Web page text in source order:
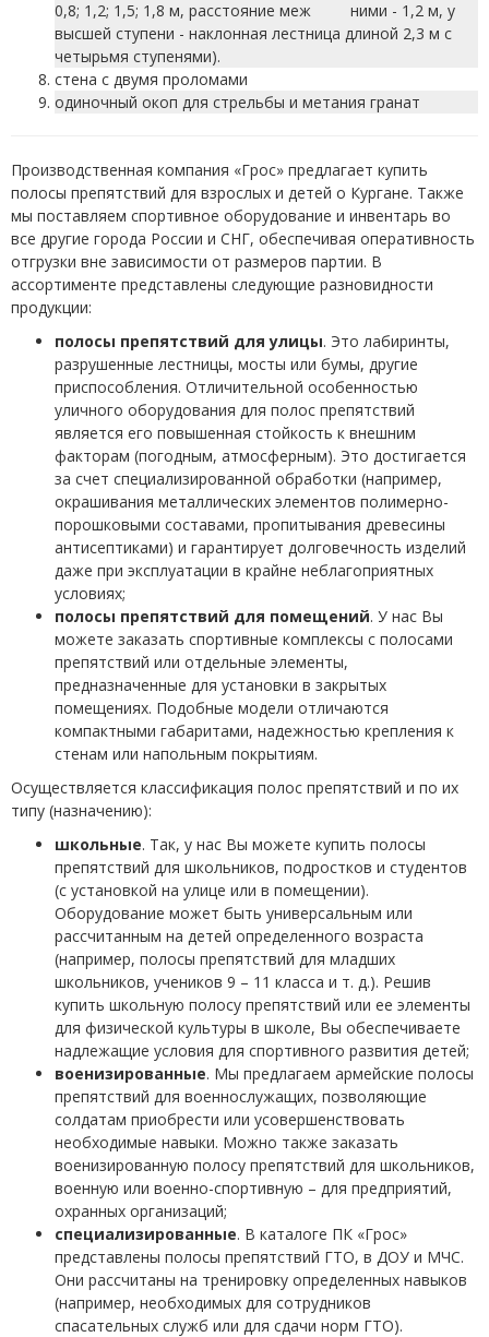
0,8; 1,2; 1,5; 1,8 м, расстояние меж ними - 1,2 м, у
высшей ступени - наклонная лестница длиной 2,3 м с
четырьмя ступенями).
стена с двумя проломами
одиночный окоп для стрельбы и метания гранат
Производственная компания «Грос» предлагает купить
полосы препятствий для взрослых и детей о Кургане. Также
мы поставляем спортивное оборудование и инвентарь во
все другие города России и СНГ, обеспечивая оперативность
отгрузки вне зависимости от размеров партии. В
ассортименте представлены следующие разновидности
продукции:
полосы препятствий для улицы. Это лабиринты,
разрушенные лестницы, мосты или бумы, другие
приспособления. Отличительной особенностью
уличного оборудования для полос препятствий
является его повышенная стойкость к внешним
факторам (погодным, атмосферным). Это достигается
за счет специализированной обработки (например,
окрашивания металлических элементов полимерно-
порошковыми составами, пропитывания древесины
антисептиками) и гарантирует долговечность изделий
даже при эксплуатации в крайне неблагоприятных
условиях;
полосы препятствий для помещений. У нас Вы
можете заказать спортивные комплексы с полосами
препятствий или отдельные элементы,
предназначенные для установки в закрытых
помещениях. Подобные модели отличаются
компактными габаритами, надежностью крепления к
стенам или напольным покрытиям.
Осуществляется классификация полос препятствий и по их
типу (назначению):
школьные. Так, у нас Вы можете купить полосы
препятствий для школьников, подростков и студентов
(с установкой на улице или в помещении).
Оборудование может быть универсальным или
рассчитанным на детей определенного возраста
(например, полосы препятствий для младших
школьников, учеников 9 – 11 класса и т. д.). Решив
купить школьную полосу препятствий или ее элементы
для физической культуры в школе, Вы обеспечиваете
надлежащие условия для спортивного развития детей;
военизированные. Мы предлагаем армейские полосы
препятствий для военнослужащих, позволяющие
солдатам приобрести или усовершенствовать
необходимые навыки. Можно также заказать
военизированную полосу препятствий для школьников,
военную или военно-спортивную – для предприятий,
охранных организаций;
специализированные. В каталоге ПК «Грос»
представлены полосы препятствий ГТО, в ДОУ и МЧС.
Они рассчитаны на тренировку определенных навыков
(например, необходимых для сотрудников
спасательных служб или для сдачи норм ГТО).